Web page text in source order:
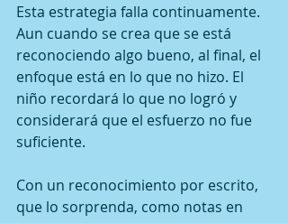
Esta estrategia falla continuamente.
Aun cuando se crea que se está
reconociendo algo bueno, al final, el
enfoque está en lo que no hizo. El
niño recordará lo que no logró y
considerará que el esfuerzo no fue
suficiente.
Con un reconocimiento por escrito,
que lo sorprenda, como notas en